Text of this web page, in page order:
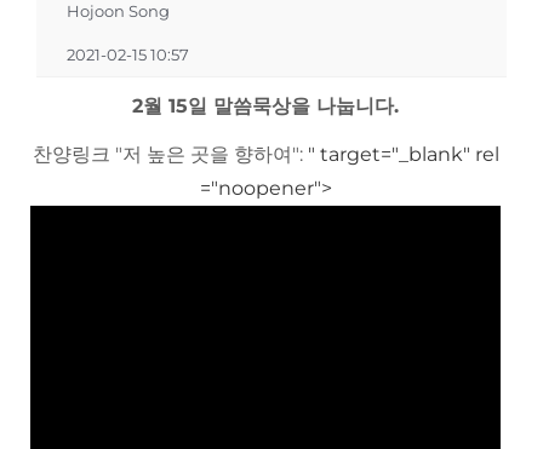
Hojoon Song
2021-02-15 10:57
2월 15일 말씀묵상을 나눕니다.
찬양링크 "저 높은 곳을 향하여": " target="_blank" rel
="noopener">